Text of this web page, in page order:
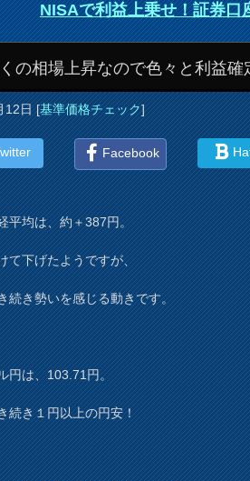
NISAで利益上乗せ！証券口
の相場上昇なので色々と利益確
12日[基準価格チェック]
Facebook
平均は、約＋387円。
て下げたようですが、
続き勢いを感じる動きです。
円は、103.71円。
続き１円以上の円安！